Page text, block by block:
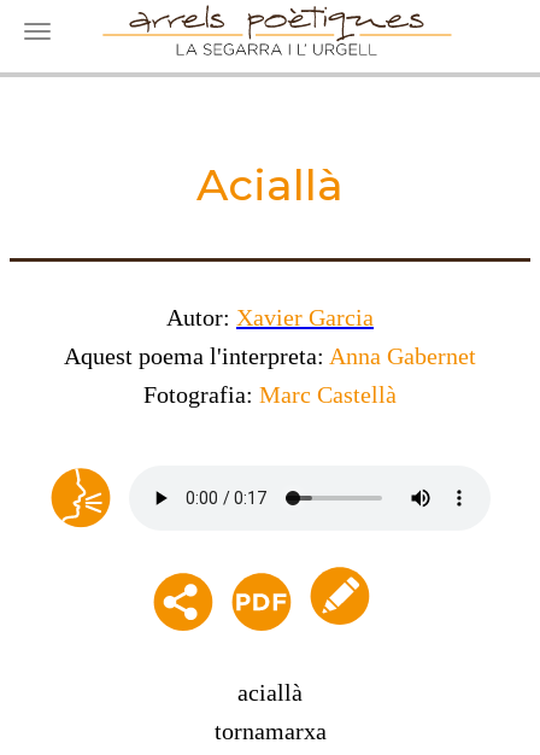
Toggle navigation
Aciallà
Autor: Xavier Garcia
Aquest poema l'interpreta: Anna Gabernet
Fotografia: Marc Castellà
aciallà
tornamarxa